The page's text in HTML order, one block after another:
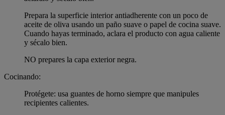
Prepara la superficie interior antiadherente con un poco de
aceite de oliva usando un paño suave o papel de cocina suave.
Cuando hayas terminado, aclara el producto con agua caliente
y sécalo bien.
NO prepares la capa exterior negra.
Cocinando:
Protégete: usa guantes de horno siempre que manipules
recipientes calientes.